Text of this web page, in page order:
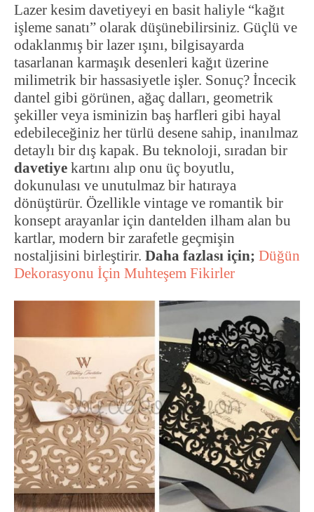
Lazer kesim davetiyeyi en basit haliyle “kağıt
işleme sanatı” olarak düşünebilirsiniz. Güçlü ve
odaklanmış bir lazer ışını, bilgisayarda
tasarlanan karmaşık desenleri kağıt üzerine
milimetrik bir hassasiyetle işler. Sonuç? İncecik
dantel gibi görünen, ağaç dalları, geometrik
şekiller veya isminizin baş harfleri gibi hayal
edebileceğiniz her türlü desene sahip, inanılmaz
detaylı bir dış kapak. Bu teknoloji, sıradan bir
davetiye kartını alıp onu üç boyutlu,
dokunulası ve unutulmaz bir hatıraya
dönüştürür. Özellikle vintage ve romantik bir
konsept arayanlar için dantelden ilham alan bu
kartlar, modern bir zarafetle geçmişin
nostaljisini birleştirir. Daha fazlası için; Düğün
Dekorasyonu İçin Muhteşem Fikirler